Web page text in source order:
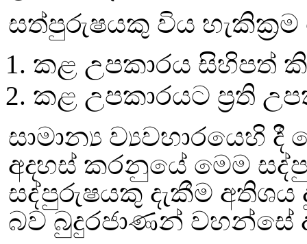
සත්පුරුෂයකු විය
1. කළ උපකාරය සිහිපත්
2. කළ උපකාරයට ප්‍රති
සාමාන්‍ය ව්‍යවහාරයෙහි
අදහස් කරනුයේ මෙම
සද්පුරුෂයකු දැකීම අතිශය
බව බුදුරජාණන් වහන්සේ